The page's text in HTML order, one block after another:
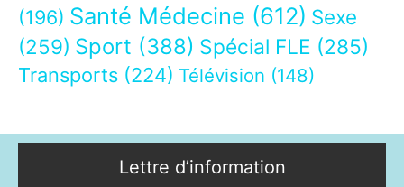
(196) Santé Médecine (612) Sexe
(259) Sport (388) Spécial FLE (285)
Transports (224) Télévision (148)
Lettre d’information